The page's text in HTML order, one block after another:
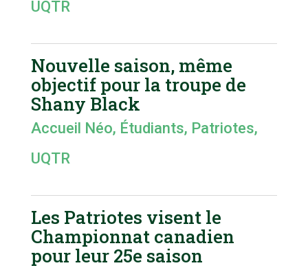
UQTR
Nouvelle saison, même
objectif pour la troupe de
Shany Black
Accueil Néo, Étudiants, Patriotes,
UQTR
Les Patriotes visent le
Championnat canadien
pour leur 25e saison